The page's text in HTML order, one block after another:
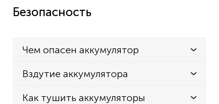
Безопасность
Чем опасен аккумулятор
Вздутие аккумулятора
Как тушить аккумуляторы